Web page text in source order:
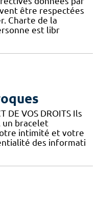
être respectées
Charte de la
est libr
DE VOS DROITS Ils
un bracelet
intimité et votre
des informati